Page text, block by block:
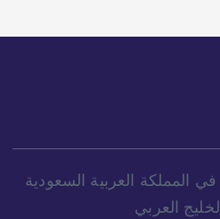
المملكة العربية السعودية
العربي